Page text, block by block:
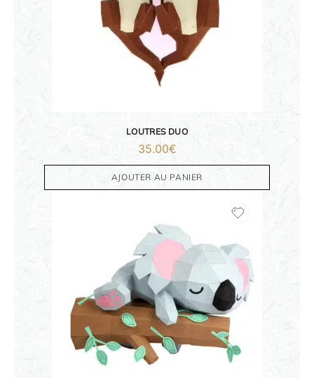
LOUTRES DUO
35.00€
AJOUTER AU PANIER
OBJETS PERSONNALISÉS